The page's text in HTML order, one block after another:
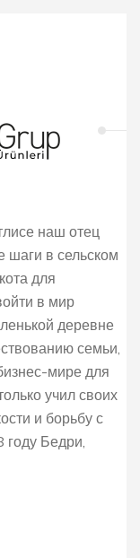
наш отец
в сельском
для
в мир
деревне
семьи,
мире для
учил своих
и борьбу с
Бедри,